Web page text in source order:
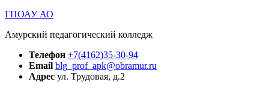
ГПОАУ АО
Амурский педагогический колледж
Телефон +7(4162)35-30-94
Email blg_prof_apk@obramur.ru
Адрес ул. Трудовая, д.2